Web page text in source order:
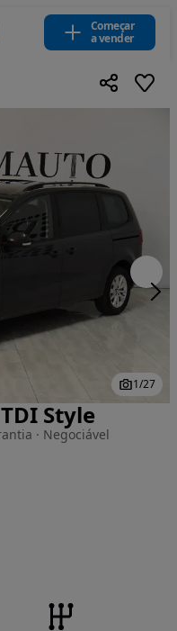
Começar
a vender
1/27
Style
· Negociável